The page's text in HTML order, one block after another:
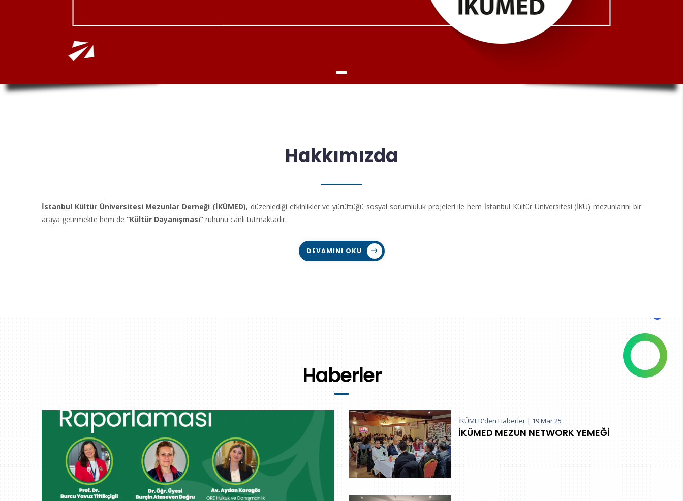
Hakkımızda
İstanbul Kültür Üniversitesi Mezunlar Derneği (İKÜMED), düzenlediği etkinlikler ve yürüttüğü sosyal sorumluluk projeleri ile hem İstanbul Kültür Üniversitesi (İKÜ) mezunlarını bir
araya getirmekte hem de “Kültür Dayanışması” ruhunu canlı tutmaktadır.
DEVAMINI OKU
Haberler
İKÜMED'den Haberler | 19 Mar 25
İKÜMED MEZUN NETWORK YEMEĞİ